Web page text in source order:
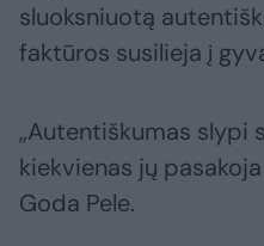
sluoksniuotą
faktūros susilieja į
„Autentiškumas slypi
kiekvienas jų
Goda Pele.